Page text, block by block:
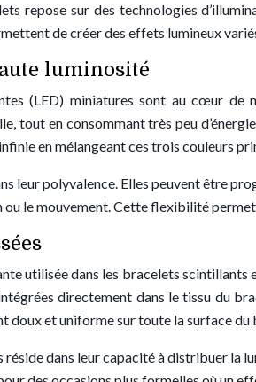
repose sur des technologies
de créer des effets lumineux
luminosité
(LED) miniatures sont au cœur
tout en consommant très peu
en mélangeant ces trois couleurs
leur polyvalence. Elles peuvent être
le mouvement. Cette flexibilité
utilisée dans les bracelets
directement dans le tissu du
doux et uniforme sur toute la surface du
réside dans leur capacité à distribuer la